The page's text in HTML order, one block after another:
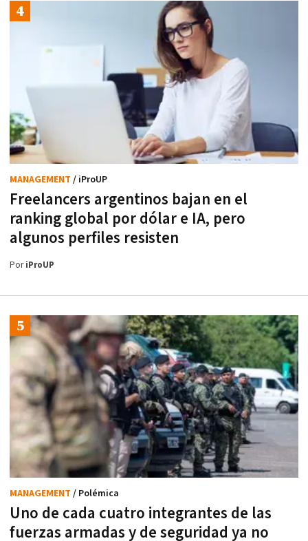
Freelancers argentinos bajan en el
ranking global por dólar e IA, pero
algunos perfiles resisten
MANAGEMENT / iProUP
PoriProUP
Uno de cada cuatro integrantes de las
fuerzas armadas y de seguridad ya no
MANAGEMENT / Polémica